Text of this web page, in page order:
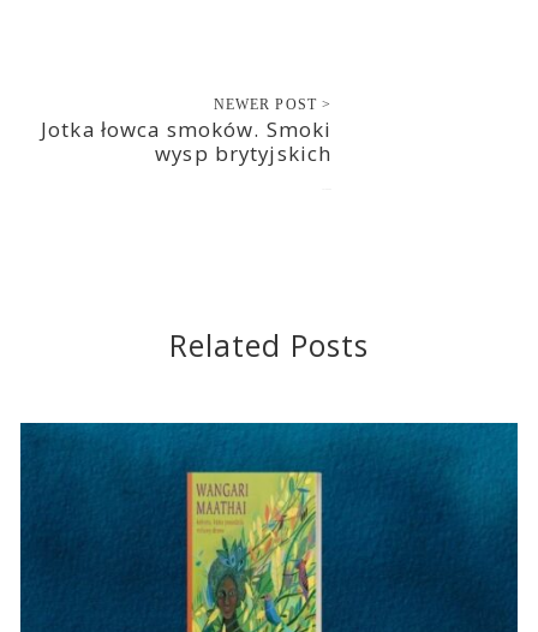
NEWER POST >
Jotka łowca smoków. Smoki
wysp brytyjskich
Related Posts